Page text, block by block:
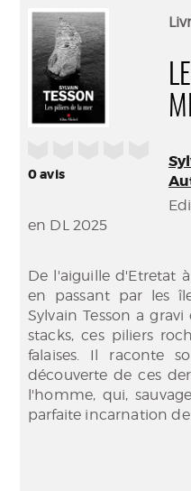
0avis
en DL 2025
De l'aiguille d'Etretat
en passant par les
Sylvain Tesson a
stacks, ces piliers
falaises. Il raconte
découverte de ces
l'homme, qui,
parfaite incarnation